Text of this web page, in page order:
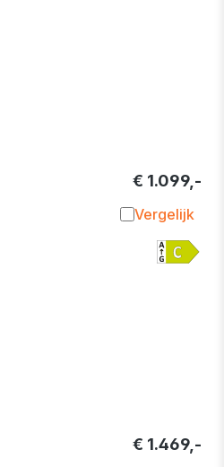
€ 1.099,-
Vergelijk
€ 1.469,-